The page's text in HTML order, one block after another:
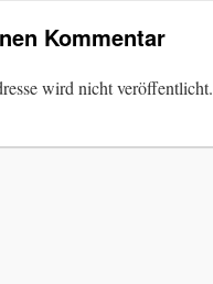
Kommentar
wird nicht veröffentlicht.